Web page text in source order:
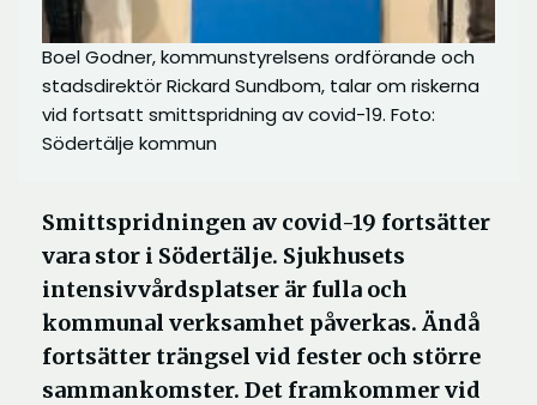
Boel Godner, kommunstyrelsens ordförande och
stadsdirektör Rickard Sundbom, talar om riskerna
vid fortsatt smittspridning av covid-19. Foto:
Södertälje kommun
Smittspridningen av covid-19 fortsätter
vara stor i Södertälje. Sjukhusets
intensivvårdsplatser är fulla och
kommunal verksamhet påverkas. Ändå
fortsätter trängsel vid fester och större
sammankomster. Det framkommer vid